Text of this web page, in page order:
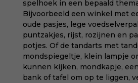
spelhoek in een bepaald
Bijvoorbeeld een winkel met
oude pasjes, lege
puntzakjes, rijst, rozijnen en
potjes. Of de tandarts met
mondspiegeltje, klein lampje
kunnen kijken, mondkapje,
bank of tafel om op te liggen,